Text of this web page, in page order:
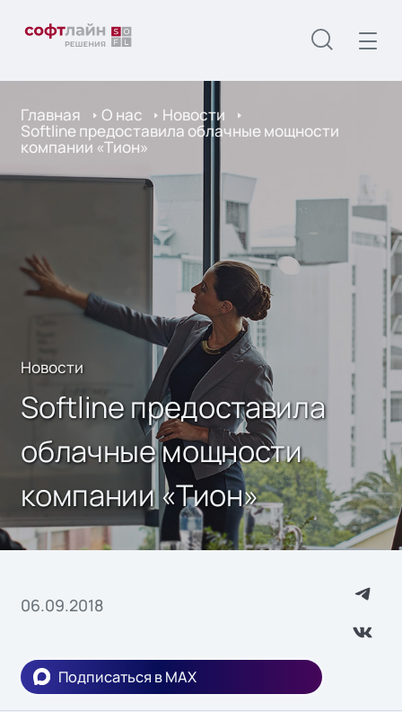
Главная О нас Новости
Softline предоставила облачные мощности
компании «Тион»
Новости
Softline предоставила
облачные мощности
компании «Тион»
06.09.2018
Подписаться в MAX